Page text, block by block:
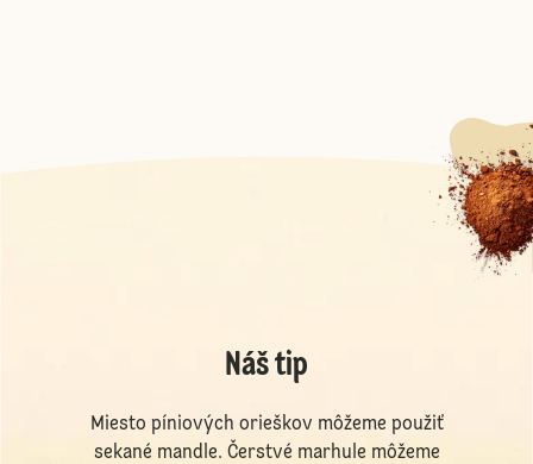
Náš tip
Miesto píniových orieškov môžeme použiť
sekané mandle. Čerstvé marhule môžeme